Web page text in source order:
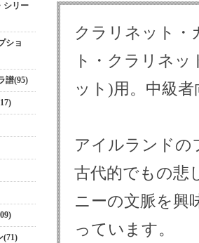
シリー
ショ
譜(95)
(71)
クラリネット
ト・クラリネ
ット)用。中級者
アイルランドの
古代的でもの悲
ニーの文脈を興
っています。